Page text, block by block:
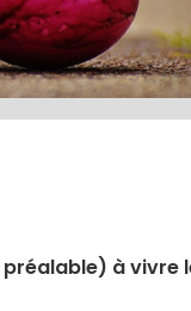
à vivre